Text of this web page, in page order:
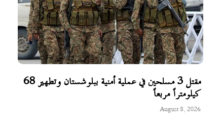
مقتل 3 مسلحين في عملية أمنية ببلوشستان وتطهير 68
كيلومتراً مربعاً
August 8, 2026